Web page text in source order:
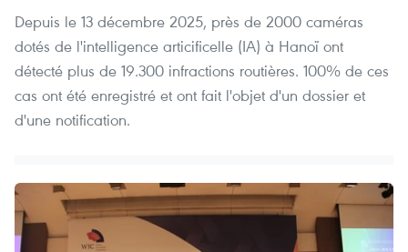
Depuis le 13 décembre 2025, près de 2000 caméras
dotés de l'intelligence articificelle (IA) à Hanoï ont
détecté plus de 19.300 infractions routières. 100% de ces
cas ont été enregistré et ont fait l'objet d'un dossier et
d'une notification.